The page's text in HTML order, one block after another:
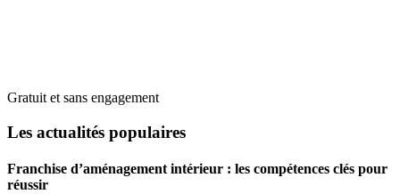
Gratuit et sans engagement
Les actualités populaires
Franchise d’aménagement intérieur : les compétences clés pour
réussir